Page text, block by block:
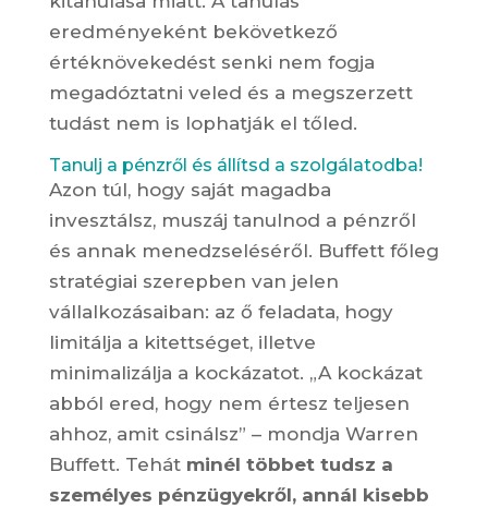
eredményeként bekövetkező
értéknövekedést senki nem fogja
megadóztatni veled és a megszerzett
tudást nem is lophatják el tőled.
Tanulj a pénzről és állítsd a szolgálatodba!
Azon túl, hogy saját magadba
invesztálsz, muszáj tanulnod a pénzről
és annak menedzseléséről. Buffett főleg
stratégiai szerepben van jelen
vállalkozásaiban: az ő feladata, hogy
limitálja a kitettséget, illetve
minimalizálja a kockázatot. „A kockázat
abból ered, hogy nem értesz teljesen
ahhoz, amit csinálsz” – mondja Warren
Buffett. Tehát minél többet tudsz a
személyes pénzügyekről, annál kisebb